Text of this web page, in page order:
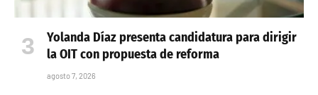
Yolanda Díaz presenta candidatura para dirigir
la OIT con propuesta de reforma
agosto 7, 2026